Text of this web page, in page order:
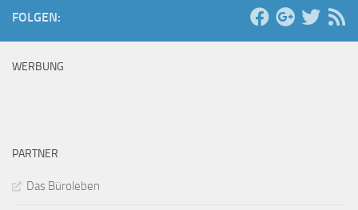
FOLGEN:
WERBUNG
PARTNER
Das Büroleben